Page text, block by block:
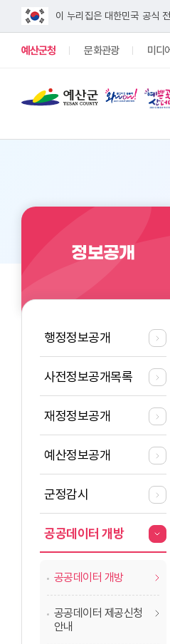
이 누리집은 대한민국 공식
예산군청 문화관광 미디
정보공개
행정정보공개
사전정보공개목록
재정정보공개
예산정보공개
군정감시
공공데이터 개방
공공데이터 개방
공공데이터 제공신청
안내